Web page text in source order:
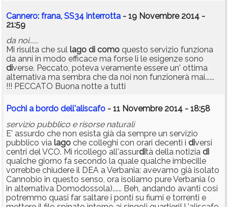
Cannero: frana, SS34 interrotta - 19 Novembre 2014 -
21:59
da noi......
Mi risulta che sul lago di como questo servizio funziona
da anni in modo efficace ma forse lì le esigenze sono
diverse. Peccato, poteva veramente essere un' ottima
alternativa ma sembra che da noi non funzionerà mai......
!!! PECCATO Buona notte a tutti
Pochi a bordo dell'aliscafo - 11 Novembre 2014 - 18:58
servizio pubblico e risorse naturali
E' assurdo che non esista già da sempre un servizio
pubblico via lago che colleghi con orari decenti i diversi
centri del VCO. Mi ricollego all'assurdità della notizia di
qualche giorno fa secondo la quale qualche imbecille
vorrebbe chiudere il DEA a Verbania: avevamo già isolato
Cannobio in questo senso, ora isoliamo pure Verbania (o
in alternativa Domodossola)...... Beh, andando avanti così
potremmo quasi far saltare i ponti su fiumi e torrenti e